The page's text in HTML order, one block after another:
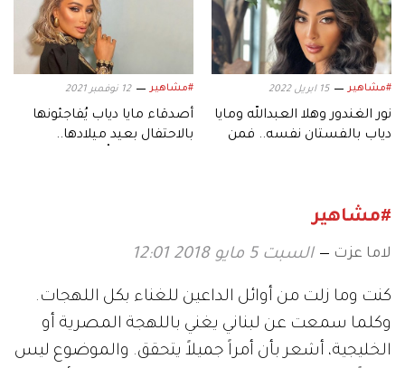
#مشاهير 15 ابريل 2022
نور الغندور وهلا العبدالله ومايا
دياب بالفستان نفسه.. فمن
#مشاهير 12 نوفمبر 2021
أصدقاء مايا دياب يُفاجئونها
بالاحتفال بعيد ميلادها..
#مشاهير
لاما عزت السبت 5 مايو 2018 12:01
كنت وما زلت من أوائل الداعين للغناء بكل اللهجات .
وكلما سمعت عن لبناني يغني باللهجة المصرية أو
الخليجية، أشعر بأن أمراً جميلاً يتحقق. والموضوع ليس